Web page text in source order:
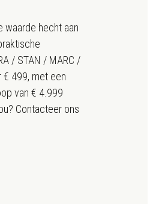
waarde hecht aan
/ STAN / MARC /
€ 499, met een
van € 4.999
Contacteer ons